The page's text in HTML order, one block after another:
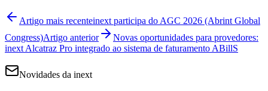
Artigo mais recenteinext participa do AGC 2026 (Abrint Global
Congress)Artigo anterior
Novas oportunidades para provedores:
inext Alcatraz Pro integrado ao sistema de faturamento ABillS
Novidades da inext